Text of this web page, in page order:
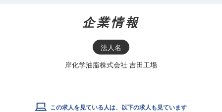
企業情報
法人名
岸化学油脂株式会社 吉田工場
この求人を見ている人は、以下の求人も見ています